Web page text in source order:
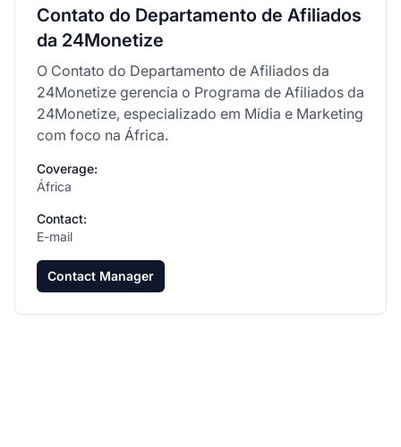
Contato do Departamento de Afiliados
da 24Monetize
O Contato do Departamento de Afiliados da
24Monetize gerencia o Programa de Afiliados da
24Monetize, especializado em Mídia e Marketing
com foco na África.
Coverage:
África
Contact:
E-mail
Contact Manager